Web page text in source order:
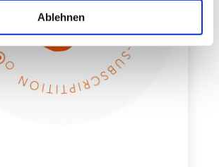
Ablehnen